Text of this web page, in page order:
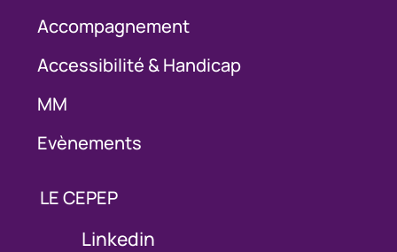
Accompagnement
Accessibilité & Handicap
MM
Evènements
LE CEPEP
Linkedin